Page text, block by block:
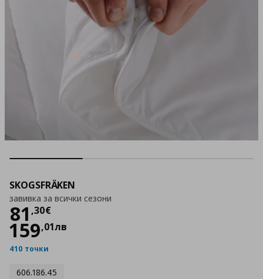
SKOGSFRÄKEN
завивка за всички сезони
81 ,30€
Цена
159,01лв
410 точки
606.186.45